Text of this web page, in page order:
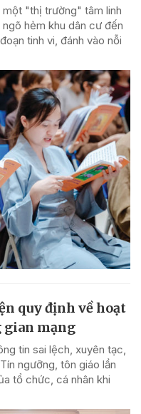
một "thị trường" tâm linh
hẻm khu dân cư đến
tinh vi, đánh vào nỗi
quy định về hoạt
gian mạng
tin sai lệch, xuyên tạc,
ngưỡng, tôn giáo lần
tổ chức, cá nhân khi